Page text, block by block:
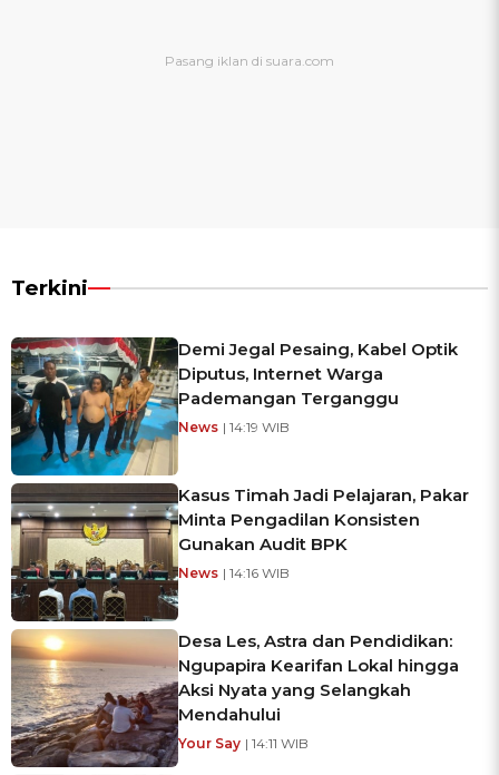
Terkini
Demi Jegal Pesaing, Kabel Optik
Diputus, Internet Warga
Pademangan Terganggu
News | 14:19 WIB
Kasus Timah Jadi Pelajaran, Pakar
Minta Pengadilan Konsisten
Gunakan Audit BPK
News | 14:16 WIB
Desa Les, Astra dan Pendidikan:
Ngupapira Kearifan Lokal hingga
Aksi Nyata yang Selangkah
Mendahului
Your Say | 14:11 WIB